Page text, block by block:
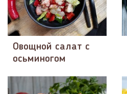
Овощной салат с
осьминогом